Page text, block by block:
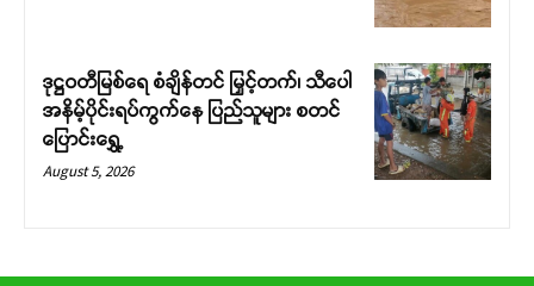
ဒုဋ္ဌဝတီမြစ်ရေ စံချိန်တင် မြှင့်တက်၊ သီပေါ
အနိမ့်ပိုင်းရပ်ကွက်နေ ပြည်သူများ စတင်
ပြောင်းရွှေ့
August 5, 2026